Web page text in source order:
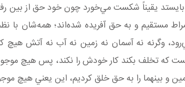
يقيناً شکست مي‌خورد چون خود حق از بين
مستقيم و به حق آفريده شده‌اند؛ همه‌شان با
وگرنه نه آسمان نه زمين نه آب نه آتش هيچ
که تخلف بکند کار خودش را نکند، پس هيچ
و بينهما را به حق خلق کرديم، اين يعني